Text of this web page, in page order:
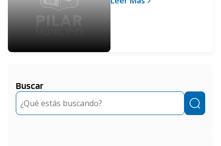
Buscar
Buscar